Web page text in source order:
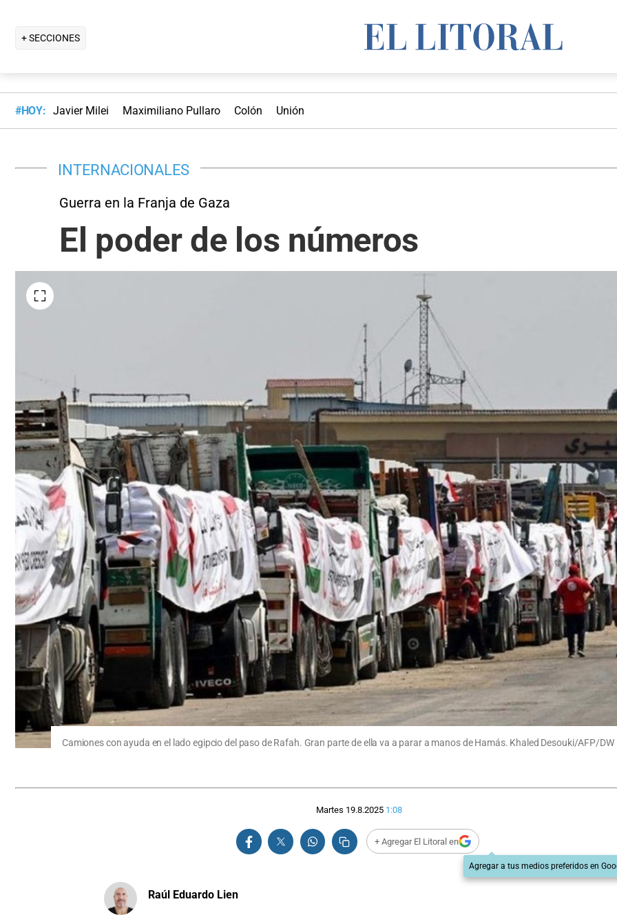
+ SECCIONES
#HOY: Javier Milei Maximiliano Pullaro Colón Unión
INTERNACIONALES
Guerra en la Franja de Gaza
El poder de los números
Camiones con ayuda en el lado egipcio del paso de Rafah. Gran parte de ella va a parar a manos de Hamás. Khaled Desouki/AFP/DW
Martes 19.8.2025 1:08
+ Agregar El Litoral en
Agregar a tus medios preferidos en
Raúl Eduardo Lien